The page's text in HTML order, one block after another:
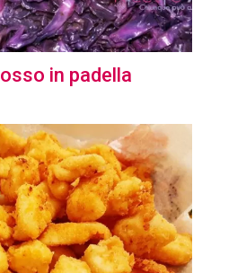
in padella